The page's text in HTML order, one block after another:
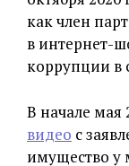
какчлен
в интернет-
коррупции в
В начале мая
видео с
имущество у